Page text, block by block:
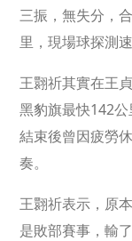
三振，無失分，
里，現場球探測
王翾祈其實在王
黑豹旗最快142
結束後曾因疲勞
奏。
王翾祈表示，原
是敗部賽事，輸